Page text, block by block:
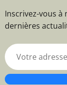
Inscrivez-vous
dernières